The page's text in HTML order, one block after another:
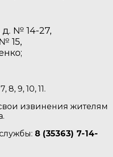
№ 14-27,
15,
9, 10, 11.
извинения жителям
8 (35363) 7-14-